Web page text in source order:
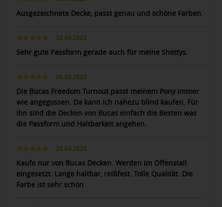
Ausgezeichnete Decke, passt genau und schöne Farben.
20.08.2023
Sehr gute Passform gerade auch für meine Shettys.
05.05.2023
Die Bucas Freedom Turnout passt meinem Pony immer
wie angegossen. Da kann ich nahezu blind kaufen. Für
ihn sind die Decken von Bucas einfach die Besten was
die Passform und Haltbarkeit angehen.
28.04.2023
Kaufe nur von Bucas Decken. Werden im Offenstall
eingesetzt. Lange haltbar, reißfest. Tolle Qualität. Die
Farbe ist sehr schön